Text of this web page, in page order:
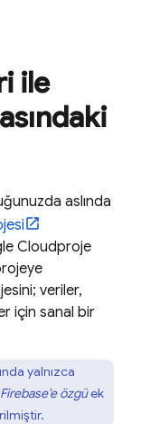
ile
aslında
Cloudproje
veriler,
için sanal bir
yalnızca
Firebase'e özgüek